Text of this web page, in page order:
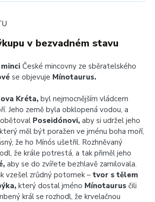
v bezvadném stavu
České mincovny ze sběratelského
se objevuje Mínotaurus.
Kréta, byl nejmocnějším vládcem
Jeho země byla obklopená vodou, a
Poseidónovi, aby si udržel jeho
který měl být poražen ve jménu boha moří,
že ho Mínós ušetřil. Rozhněvaný
že krále potrestá, a tak přiměl jeho
aby se do zvířete bezhlavě zamilovala.
vzešel zrůdný potomek – tvor s tělem
který dostal jméno Mínotaurus čili
král se rozhodl, že krvelačnou